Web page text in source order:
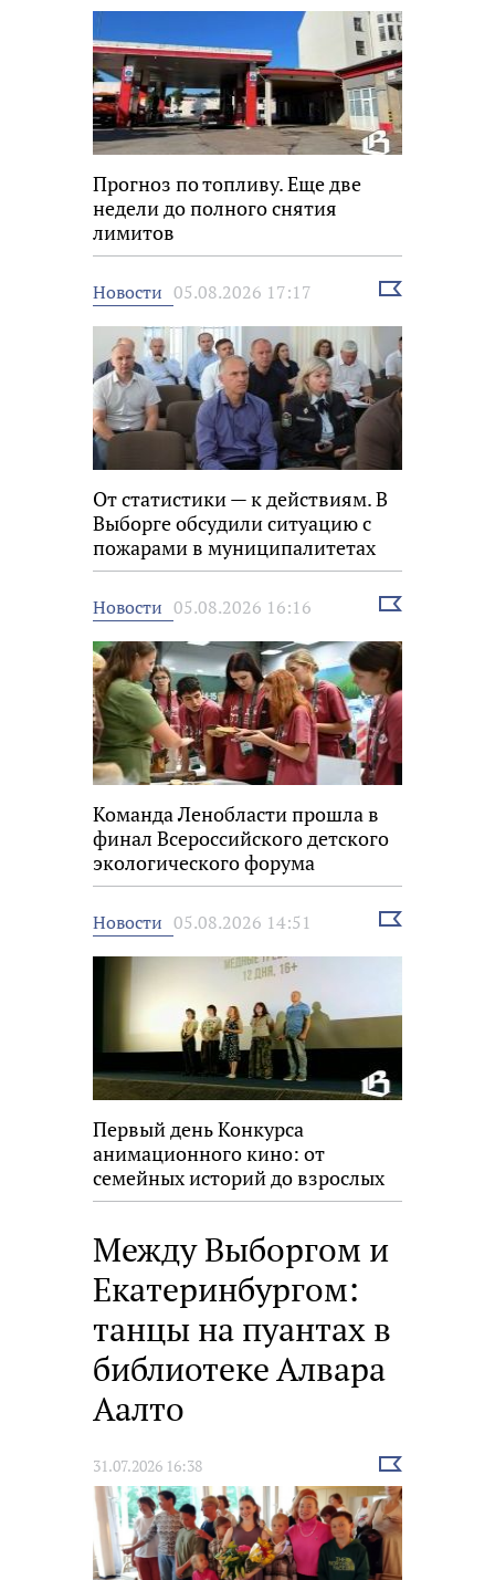
Прогноз по топливу. Еще две
недели до полного снятия
лимитов
Новости 05.08.2026 17:17
Выбрать
От статистики — к действиям. В
Выборге обсудили ситуацию с
пожарами в муниципалитетах
Новости 05.08.2026 16:16
Выбрать
Команда Ленобласти прошла в
финал Всероссийского детского
экологического форума
Новости 05.08.2026 14:51
Выбрать
Первый день Конкурса
анимационного кино: от
семейных историй до взрослых
размышлений
Между Выборгом и
Екатеринбургом:
танцы на пуантах в
библиотеке Алвара
Аалто
31.07.2026 16:38
Выбрать
новость